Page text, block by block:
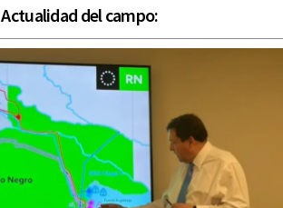
Actualidad del campo: